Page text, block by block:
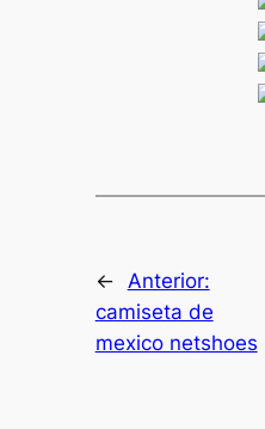
← Anterior:
camiseta de
mexico netshoes